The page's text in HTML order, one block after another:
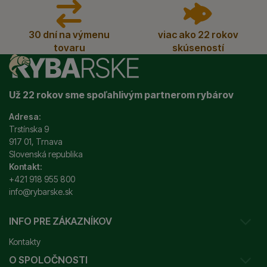
30 dní na výmenu
tovaru
viac ako 22 rokov
skúseností
Už 22 rokov sme spoľahlivým partnerom rybárov
Adresa:
Trstínska 9
917 01, Trnava
Slovenská republika
Kontakt:
+421 918 955 800
info@rybarske.sk
INFO PRE ZÁKAZNÍKOV
Kontakty
Sledovanie vašej zásielky
O SPOLOČNOSTI